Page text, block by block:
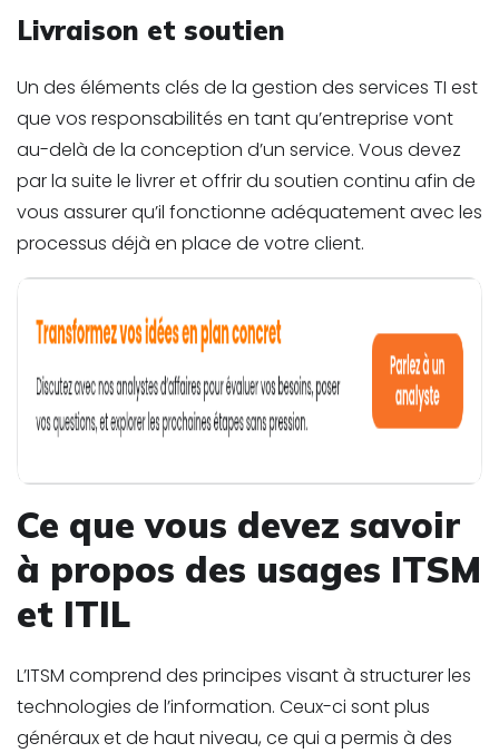
Livraison et soutien
Un des éléments clés de la gestion des services TI est
que vos responsabilités en tant qu’entreprise vont
au-delà de la conception d’un service. Vous devez
par la suite le livrer et offrir du soutien continu afin de
vous assurer qu’il fonctionne adéquatement avec les
processus déjà en place de votre client.
Ce que vous devez savoir
à propos des usages ITSM
et ITIL
L’ITSM comprend des principes visant à structurer les
technologies de l’information. Ceux-ci sont plus
généraux et de haut niveau, ce qui a permis à des